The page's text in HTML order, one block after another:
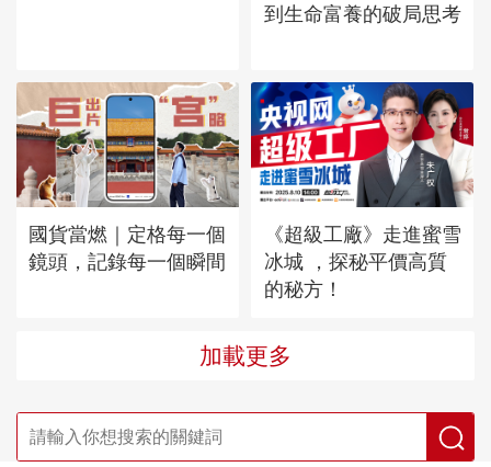
到生命富養的破局思考
國貨當燃｜定格每一個
鏡頭，記錄每一個瞬間
《超級工廠》走進蜜雪
冰城 ，探秘平價高質
的秘方！
加載更多